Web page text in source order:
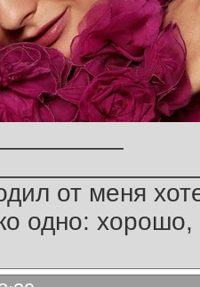
от меня
одно: